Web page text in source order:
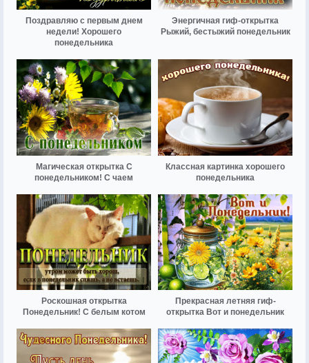
Поздравляю с первым днем
недели! Хорошего
понедельника
Энергичная гиф-открытка
Рыжий, бестыжий понедельник
Магическая открытка С
понедельником! С чаем
Классная картинка хорошего
понедельника
Роскошная открытка
Понедельник! С белым котом
Прекрасная летняя гиф-
открытка Вот и понедельник